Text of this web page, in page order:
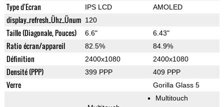
Type d'Ecran IPS LCD AMOLED
display_refresh_Ühz_Ünum 120
Taille (Diagonale, Pouces) 6.6" 6.43"
Ratio écran/appareil 82.5% 84.9%
Définition 2400x1080 2400x1080
Densité (PPP) 399 PPP 409 PPP
Verre Gorilla Glass 5
Multitouch